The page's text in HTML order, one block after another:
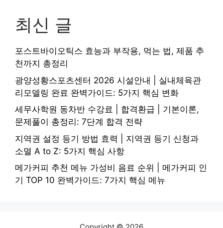
최신 글
포스트바이오틱스 효능과 부작용, 먹는 법, 제품 추
천까지 총정리
광양성황스포츠센터 2026 시설안내 | 실내체육관
리모델링 완료 완벽가이드: 5가지 핵심 변화
세무사학원 동차반 수강료 | 합격환급 | 기본이론,
문제풀이 총정리: 7단계 합격 전략
지역권 설정 등기 방법 효력 | 지역권 등기 신청과
소멸 A to Z: 5가지 핵심 사항
메가커피 추천 메뉴 가성비 음료 순위 | 메가커피 인
기 TOP 10 완벽가이드: 7가지 핵심 메뉴